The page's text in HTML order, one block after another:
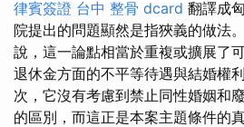
律賓簽證 台中 整骨 dcard 翻譯成
院提出的問題顯然是指狹義的做法
說，這一論點相當於重複或擴展了
退休金方面的不平等待遇與結婚權
次，它沒有考慮到禁止同性婚姻和
的區別，而這正是本案主題條件的